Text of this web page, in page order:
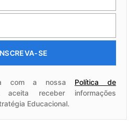
SE
com a nossa Política de
receber informações
Educacional.